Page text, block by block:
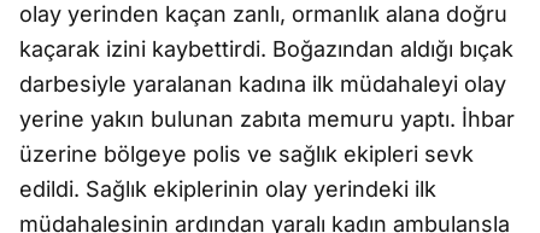
olay yerinden kaçan zanlı, ormanlık alana doğru
kaçarak izini kaybettirdi. Boğazından aldığı bıçak
darbesiyle yaralanan kadına ilk müdahaleyi olay
yerine yakın bulunan zabıta memuru yaptı. İhbar
üzerine bölgeye polis ve sağlık ekipleri sevk
edildi. Sağlık ekiplerinin olay yerindeki ilk
müdahalesinin ardından yaralı kadın ambulansla